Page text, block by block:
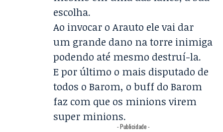
escolha.
Ao invocar o Arauto ele vai dar
um grande dano na torre inimiga
podendo até mesmo destruí-la.
E por último o mais disputado de
todos o Barom, o buff do Barom
faz com que os minions virem
super minions.
- Publicidade -